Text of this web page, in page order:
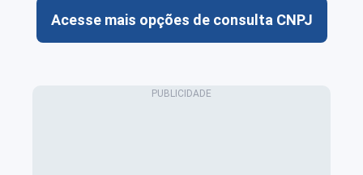
Acesse mais opções de consulta CNPJ